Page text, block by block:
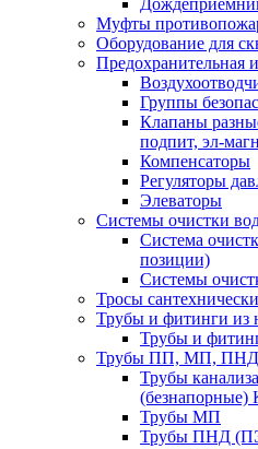
Муфты
Оборудование для
Предохранительная
Группы
Клапаны
подпит, эл-
Компенсаторы
Регуляторы
Элеваторы
Системы очистки
Система
позиции)
Системы
Тросы
Трубы и фитинги из
Трубы и
Трубы ПП, МП,
Трубы
Трубы МП
Трубы ПНД